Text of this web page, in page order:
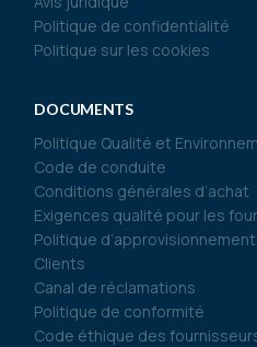
Politique de confidentialité
Politique sur les cookies
DOCUMENTS
Politique Qualité et
Code de conduite
Conditions générales d’achat
Exigences qualité pour les
Politique
Clients
Canal de réclamations
Politique de conformité
Code éthique des